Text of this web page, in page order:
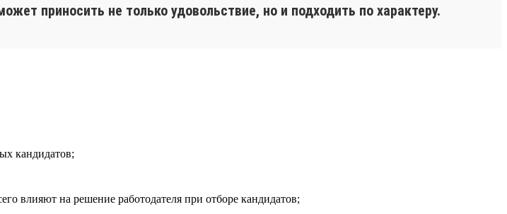
приносить не только удовольствие, но и подходить по характеру.
кандидатов;
влияют на решение работодателя при отборе кандидатов;